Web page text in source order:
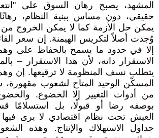
المشهد، يصبح رهان السوق على
حقيقي، دون مساس ببنية النظام،
يمكن حل الأزمة كما لا يمكن الخروج من
وُجدت أصلاً لتكريس الهيمنة. إن سعر
إلا في حدود ما يسمح بالحفاظ على وهم
الاستقرار ذاته، لأن هذا الاستقرار –
يتطلب نسف المنظومة لا ترقيعها. إن
المسكّن الوحيد المتاح لشعوب
من أدوات التغيير إلا الخضوع.
بوصفه رضا أو قبولًا، بل استسلامًا
العيش تحت نظام اقتصادي لا يرى فيها
جداول الاستهلاك والإنتاج. وهذه